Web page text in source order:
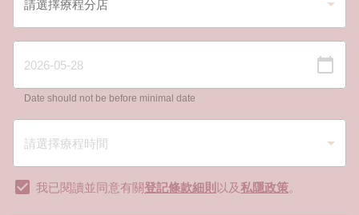
Date should not be before minimal date
我已閱讀並同意有關登記條款細則 以及私隱政策。